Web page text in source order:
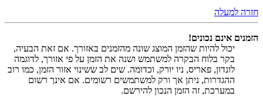
חזרה למעלה
הזמנים אינם נכונים!
יכול להיות שהזמן המוצג שונה מהזמנים באזורך. אם זאת הבעיה,
בקר בלוח הבקרה למשתמש ושנה את הזמן על פי אזורך, לדוגמה
לונדון, פאריס, ניו יורק, וכדומה. שים לב ששינוי אזור הזמן, כמו רוב
ההגדרות, ניתן אך ורק למשתמשים רשומים. אם אינך רשום
במערכת, זה הזמן הנכון להירשם.